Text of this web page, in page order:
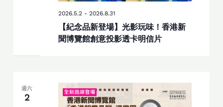
【紀念品新登場】光影玩味！香港新
聞博覽館創意投影透卡明信片
2026.5.2- 2026.8.31
週六
2